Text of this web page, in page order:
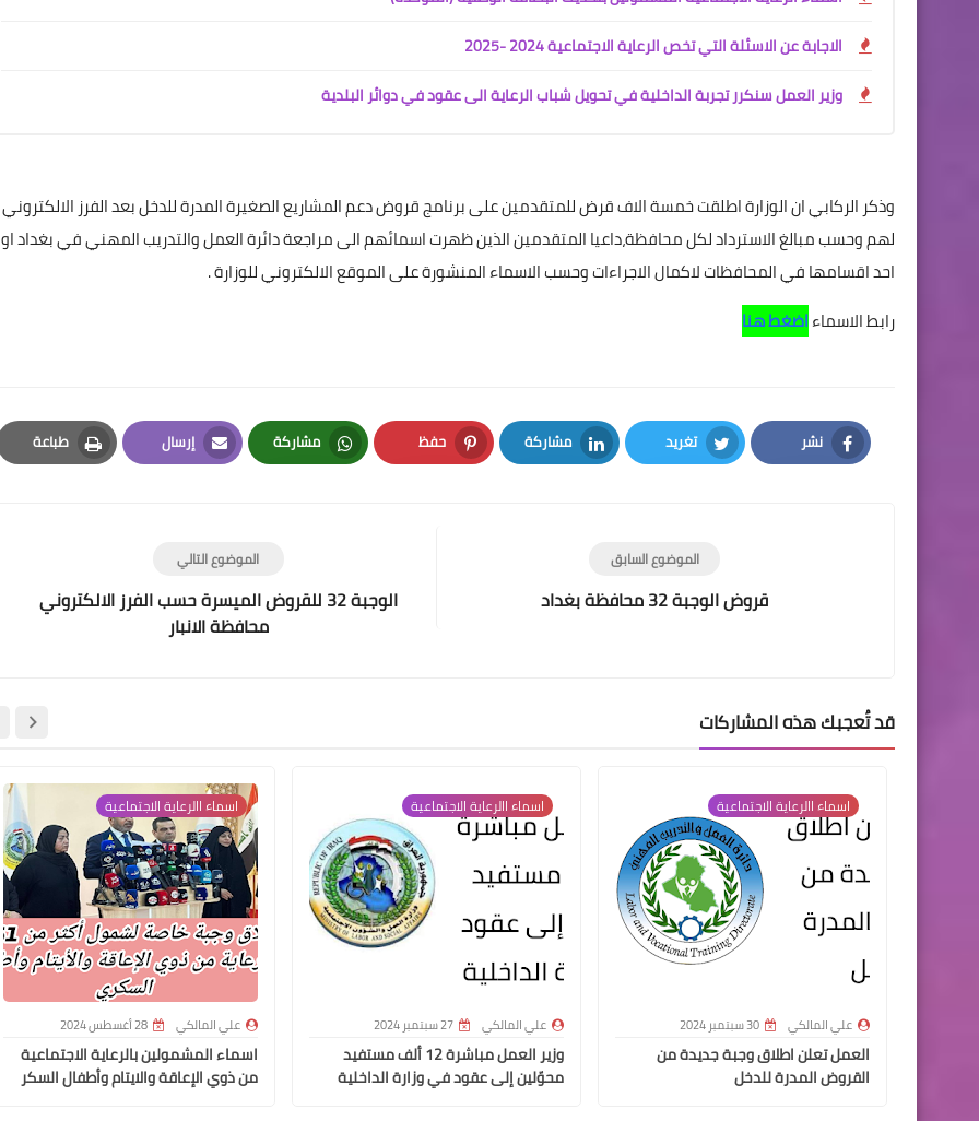
الاجابة عن الاسئلة التي تخص الرعاية الاجتماعية 2024 -2025
وزير العمل سنكرر تجربة الداخلية في تحويل شباب الرعاية الى عقود في دوائر البلدية
وذكر الركابي ان الوزارة اطلقت خمسة الاف قرض للمتقدمين على برنامج قروض دعم المشاريع الصغيرة المدرة للدخل بعد الفرز الالكتروني
لهم وحسب مبالغ الاسترداد لكل محافظة،داعيا المتقدمين الذين ظهرت اسمائهم الى مراجعة دائرة العمل والتدريب المهني في بغداد او
احد اقسامها في المحافظات لاكمال الاجراءات وحسب الاسماء المنشورة على الموقع الالكتروني للوزارة .
رابط الاسماءاضغط هنا
نشر
Facebook
تغريد
Twitter
مشاركة
LinkedIn
حفظ
Pinterest
مشاركة
Whatsapp
إرسال
Email
طباعة
Print
الموضوع التالي
الوجبة 32 للقروض الميسرة حسب الفرز الالكتروني
محافظة الانبار
الموضوع السابق
قروض الوجبة 32 محافظة بغداد
قد تُعجبك هذه المشاركات
اسماء االرعاية الاجتماعية
علي المالكي 30 سبتمبر 2024
العمل تعلن اطلاق وجبة جديدة من
القروض المدرة للدخل
اسماء االرعاية الاجتماعية
علي المالكي 27 سبتمبر 2024
وزير العمل مباشرة 12 ألف مستفيد
محوّلين إلى عقود في وزارة الداخلية
اسماء االرعاية الاجتماعية
علي المالكي 28 أغسطس 2024
اسماء المشمولين بالرعاية الاجتماعية
من ذوي الإعاقة والايتام وأطفال السكر
علي المالكي
04 يناير 2021
علي المالكي
04 يناير 2021
علي المالكي
04 يناير 2021